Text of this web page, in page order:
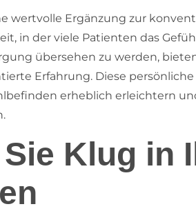
wertvolle Ergänzung zur
in der viele Patienten das
übersehen zu werden,
Erfahrung. Diese
erheblich erleichtern
Klug in